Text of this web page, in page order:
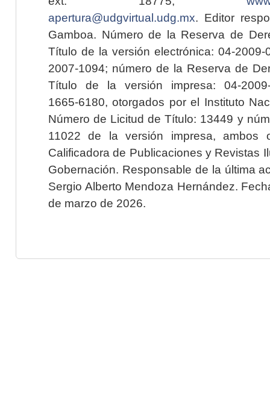
apertura@udgvirtual.udg.mx. Editor
Gamboa. Número de la Reserva de
Título de la versión electrónica: 04-2009-
2007-1094; número de la Reserva de
Título de la versión impresa: 04-2009-
1665-6180, otorgados por el Instituto
Número de Licitud de Título: 13449 y
11022 de la versión impresa, ambos
Calificadora de Publicaciones y Revistas
Gobernación. Responsable de la última
Sergio Alberto Mendoza Hernández.
de marzo de 2026.